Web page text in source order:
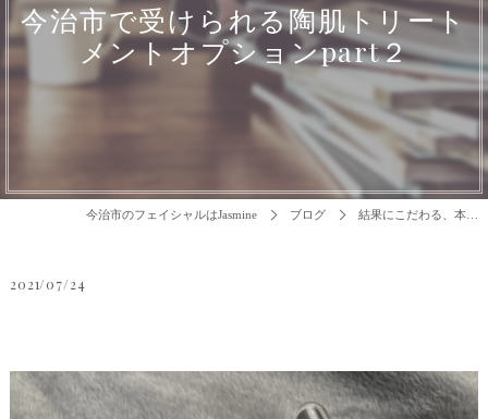
今治市で受けられる陶肌トリート
メントオプションpart２
今治市のフェイシャルはJasmine ブログ 結果にこだわる、本…
2021/07/24